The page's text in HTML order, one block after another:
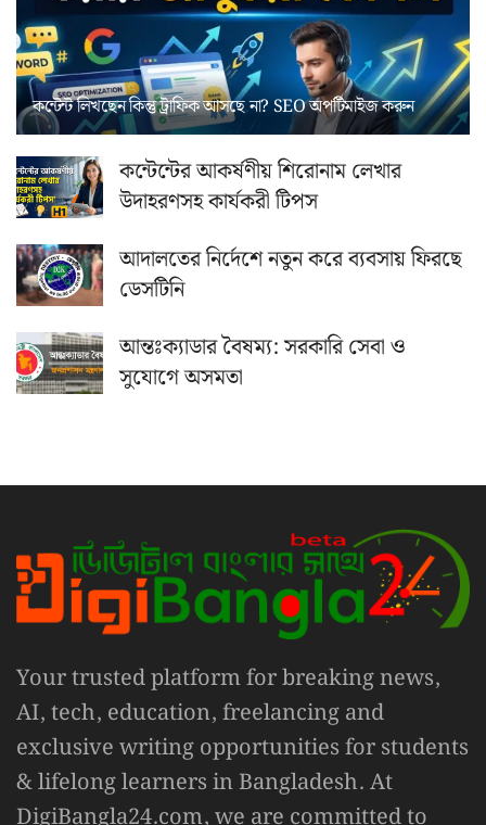
কন্টেন্ট লিখছেন কিন্তু ট্রাফিক আসছে না? ‍SEO অপটিমাইজ করুন
কন্টেন্টের আকর্ষণীয় শিরোনাম লেখার
উদাহরণসহ কার্যকরী টিপস
আদালতের নির্দেশে নতুন করে ব্যবসায় ফিরছে
ডেসটিনি
আন্তঃক্যাডার বৈষম্য: সরকারি সেবা ও
সুযোগে অসমতা
Your trusted platform for breaking news,
AI, tech, education, freelancing and
exclusive writing opportunities for students
& lifelong learners in Bangladesh. At
DigiBangla24.com, we are committed to